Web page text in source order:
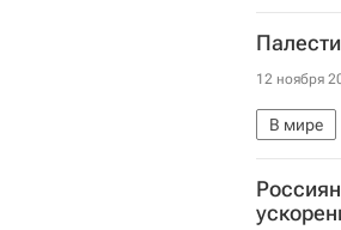
12 ноября
В мире
Израиль